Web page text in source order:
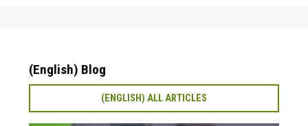
(English) Blog
(ENGLISH) ALL ARTICLES